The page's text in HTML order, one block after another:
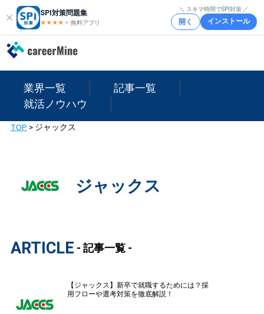
SPI対策問題集
★★★★ ★★
無料アプリ
＼ スキマ時間でSPI対策 ／
開く インストール
業界一覧
記事一覧
就活ノウハウ
TOP > ジャックス
ジャックス
ARTICLE - 記事一覧 -
【ジャックス】新卒で就職するためには？採
用フローや選考対策を徹底解説！